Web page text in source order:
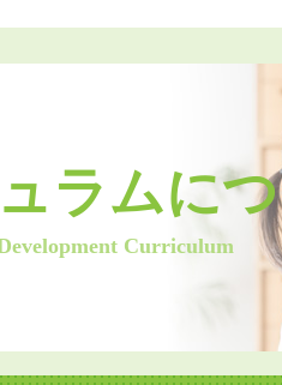
ラムに
Curriculum